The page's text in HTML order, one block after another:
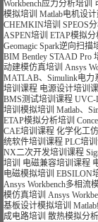
Workbench应力分析培训
模拟培训 Matlab电机设
CHEMKIN培训 SPEOS
ASPEN培训 ETAP模拟分
Geomagic Spark逆向扫描
BIM Bentley STAAD Pro
动建模仿真培训 Ansys
MATLAB、Simulink电力
培训课程 电源设计培训
BMS测试培训课程 UVC-
培训模拟培训 Matlab、
ETAP模拟分析培训
CAE培训课程 化学化工
统软件培训课程 PLC培
NX二次开发培训课程
培训 电磁兼容培训课程
电磁模拟培训 EBSILON
Ansys Workbench多相流
模仿真培训 Ansys
基板设计模拟培训
成电路培训 散热模拟分